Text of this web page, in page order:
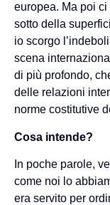
europea. Ma poi
sotto della
io scorgo
scena
di più profondo,
delle relazioni
norme costitutive
Cosa intende?
In poche parole,
come noi lo
era servito per